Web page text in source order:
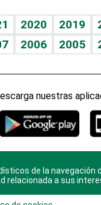
2020 2019
2006 2005
nuestras
Libre, todos los
enContactocon
de la
relacionada a sus